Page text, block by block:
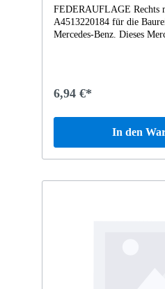
FEDERAUFLAGE Rechts
A4513220184 für die
Mercedes-Benz. Dieses Mercedes-Benz Originalteil
Dieses Teil ersetzt die
anderem verbaut in folgenden
fortwo coupé mhd 52 kW Vertrauen Sie auf
Mercedes-Benz
6,94 €*
In den